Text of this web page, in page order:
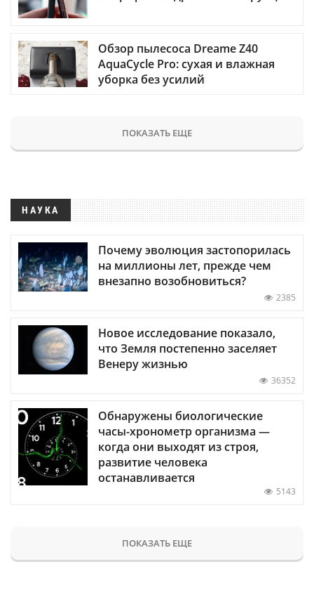
Обзор пылесоса Dreame Z40
AquaCycle Pro: сухая и влажная
уборка без усилий
ПОКАЗАТЬ ЕЩЕ
НАУКА
Почему эволюция застопорилась
на миллионы лет, прежде чем
внезапно возобновиться?
2385
Новое исследование показало,
что Земля постепенно заселяет
Венеру жизнью
36352
Обнаружены биологические
часы-хронометр организма —
когда они выходят из строя,
развитие человека
останавливается
5143
ПОКАЗАТЬ ЕЩЕ